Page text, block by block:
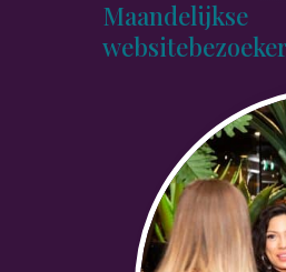
Maandelijkse